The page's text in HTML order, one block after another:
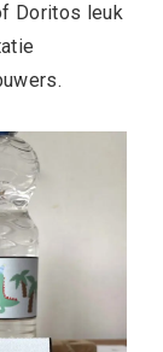
Doritos leuk